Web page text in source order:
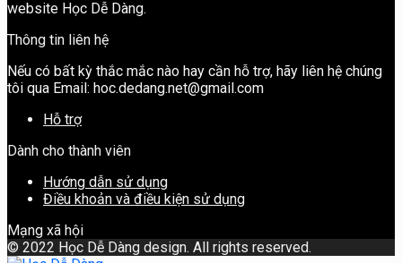
website Học Dễ Dàng.
Thông tin liên hệ
Nếu có bất kỳ thắc mắc nào hay cần hỗ trợ, hãy liên hệ chúng
tôi qua Email: hoc.dedang.net@gmail.com
Hỗ trợ
Dành cho thành viên
Hướng dẫn sử dụng
Điều khoản và điều kiện sử dụng
Mạng xã hội
© 2022 Học Dễ Dàng design. All rights reserved.